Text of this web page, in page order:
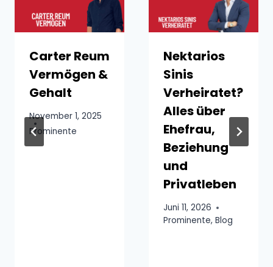
Carter Reum
Vermögen &
Gehalt
November 1, 2025
Prominente
Nektarios
Sinis
Verheiratet?
Alles über
Ehefrau,
Beziehung
und
Privatleben
Juni 11, 2026
Prominente, Blog